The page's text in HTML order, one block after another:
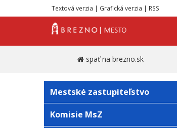
Textová verzia | Grafická verzia | RSS
späť na brezno.sk
Mestské zastupiteľstvo
Komisie MsZ